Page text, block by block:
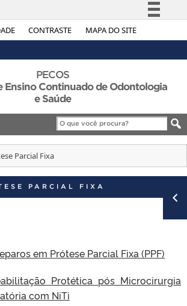
CONTRASTE MAPA DO SITE
Simplifique!
Acesso à informação
Canais
PECOS
Ensino Continuado de Odontologia
e Saúde
Parcial Fixa
PARCIAL FIXA
em Prótese Parcial Fixa (PPF)
Protética pós Microcirurgia
com NiTi